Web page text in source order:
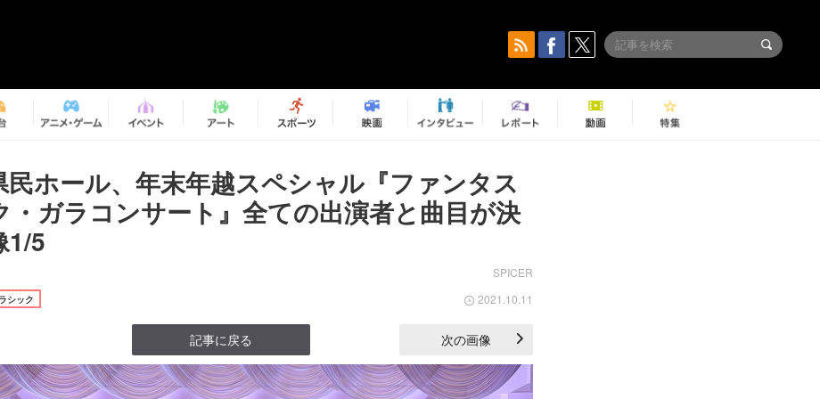
民ホール、年末年越スペシャル『ファンタス
・ガラコンサート』全ての出演者と曲目が決
1/5
SPICER
シック 2021.10.11
記事に戻る 次の画像